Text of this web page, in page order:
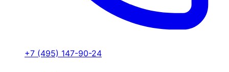
+7 (495) 147-90-24